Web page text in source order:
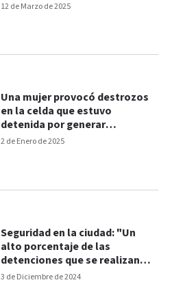
12 de Marzo de 2025
2 de Enero de 2025
Una mujer provocó destrozos
en la celda que estuvo
detenida por generar
disturbios
3 de Diciembre de 2024
Seguridad en la ciudad: "Un
alto porcentaje de las
detenciones que se realizan
son por el llamado al 911"